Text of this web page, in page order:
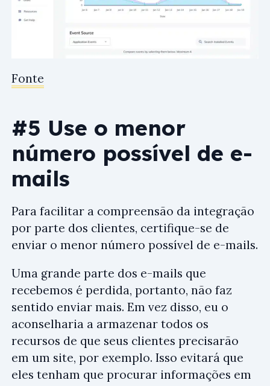
Fonte
#5 Use o menor
número possível de e-
mails
Para facilitar a compreensão da integração
por parte dos clientes, certifique-se de
enviar o menor número possível de e-mails.
Uma grande parte dos e-mails que
recebemos é perdida, portanto, não faz
sentido enviar mais. Em vez disso, eu o
aconselharia a armazenar todos os
recursos de que seus clientes precisarão
em um site, por exemplo. Isso evitará que
eles tenham que procurar informações em